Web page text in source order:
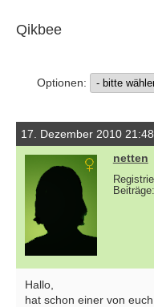
Qikbee
Optionen:
17. Dezember 2010 21:48
netten
Hallo,
hat schon einer von